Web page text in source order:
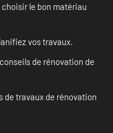
le bon matériau
vos travaux.
de rénovation de
de travaux de rénovation